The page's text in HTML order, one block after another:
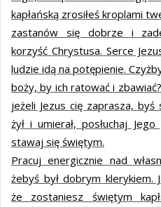
kapłańską zrosiłeś kroplami
zastanów się dobrze i
korzyść Chrystusa. Serce
ludzie idą na potępienie.
boży, by ich ratować i
jeżeli Jezus cię zaprasza,
żył i umierał, posłuchaj
stawaj się świętym.
Pracuj energicznie nad
żebyś był dobrym klerykiem.
że zostaniesz świętym